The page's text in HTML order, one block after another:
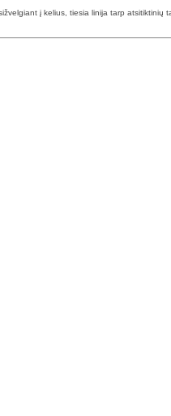
į kelius, tiesia linija tarp atsitiktinių